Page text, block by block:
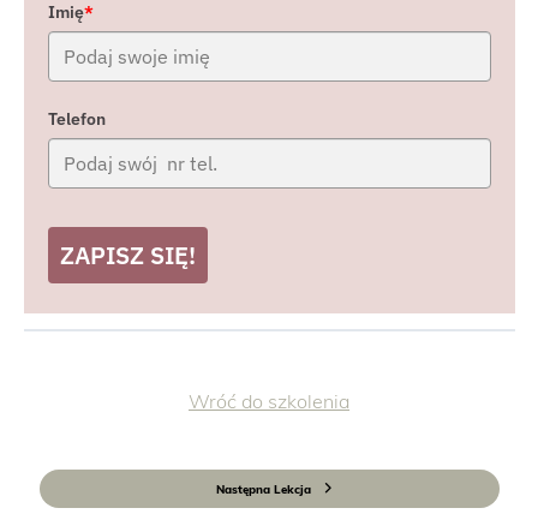
Imię*
Telefon
ZAPISZ SIĘ!
Wróć do szkolenia
Następna Lekcja